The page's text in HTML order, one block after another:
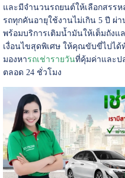
และมีจำนวนรถยนต์ให้เลือกสรร
รถทุกคันอายุใช้งานไม่เกิน 5 ปี ผ่
พร้อมบริการเติมน้ำมันให้เต็มถัง
เงื่อนไขสุดพิเศษ ให้คุณขับขี่ไปได้
มองหารถเช่ารายวันที่คุ้มค่าและป
ตลอด 24 ชั่วโมง